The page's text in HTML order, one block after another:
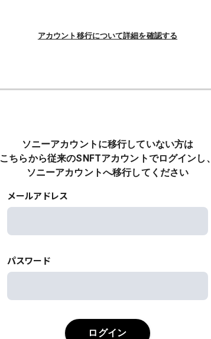
アカウント移行について詳細を確認する
ソニーアカウントに移行していない方は
こちらから従来のSNFTアカウントでログインし、
ソニーアカウントへ移行してください
メールアドレス
パスワード
ログイン